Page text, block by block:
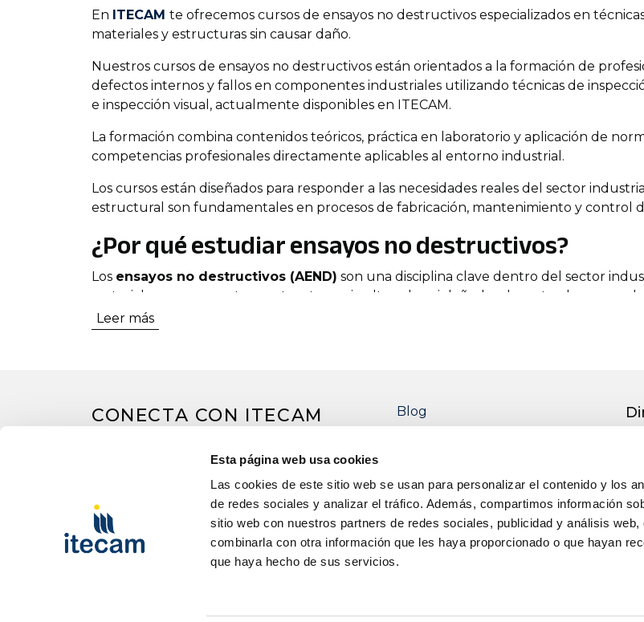
Esta página web usa cookies
Las cookies de este sitio web se usan para personalizar el contenido y los
de redes sociales y analizar el tráfico. Además, compartimos información
sitio web con nuestros partners de redes sociales, publicidad y análisis web,
combinarla con otra información que les haya proporcionado o que hayan
que haya hecho de sus servicios.
En ITECAM te ofrecemos cursos de ensayos no destructivos especializados en
materiales y estructuras sin causar daño.
Nuestros cursos de ensayos no destructivos están orientados a la formación de
defectos internos y fallos en componentes industriales utilizando técnicas de
e inspección visual, actualmente disponibles en ITECAM.
La formación combina contenidos teóricos, práctica en laboratorio y aplicación de
competencias profesionales directamente aplicables al entorno industrial.
Los cursos están diseñados para responder a las necesidades reales del sector
estructural son fundamentales en procesos de fabricación, mantenimiento y control
¿Por qué estudiar ensayos no destructivos?
Los ensayos no destructivos (AEND) son una disciplina clave dentro del sector
materiales, componentes y estructuras sin alterarlos ni dañarlos durante el proceso de
En Castilla-La Mancha, la demanda de profesionales especializados en ensayos no
La necesidad de profesionales formados en técnicas de inspección como la
Realizar cursos de ensayos no destructivos permite acceder a una formación técnica
con oportunidades en empresas de fabricación, energía y mantenimiento.
Nuestros cursos de ensayos no destructivos en Tomelloso están diseñados para
combinando formación práctica en laboratorio con técnicas de inspección aplicadas a
Leer más
CONECTA CON ITECAM Blog